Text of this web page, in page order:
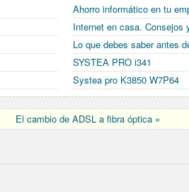
Ahorro informático en tu
Internet en casa. Consejos
Lo que debes saber antes
SYSTEA PRO i341
Systea pro K3850 W7P64
El cambio de ADSL a fibra óptica »